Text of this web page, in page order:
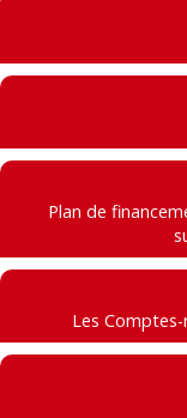
Plan de
Les